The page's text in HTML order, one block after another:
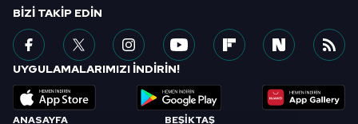
ANASAYFA BEŞİKTAŞ
BIZI TAKIP EDIN
UYGULAMALARIMIZI İNDİRİN!